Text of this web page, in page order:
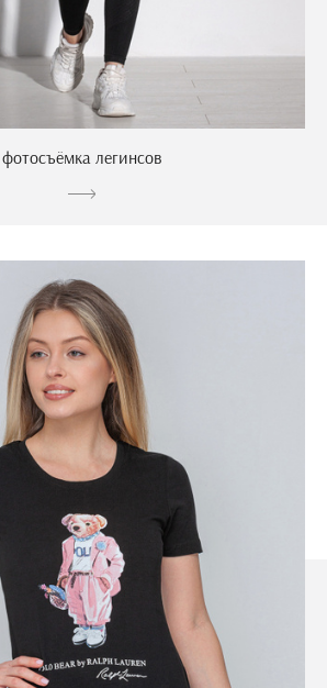
фотосъёмка легинсов